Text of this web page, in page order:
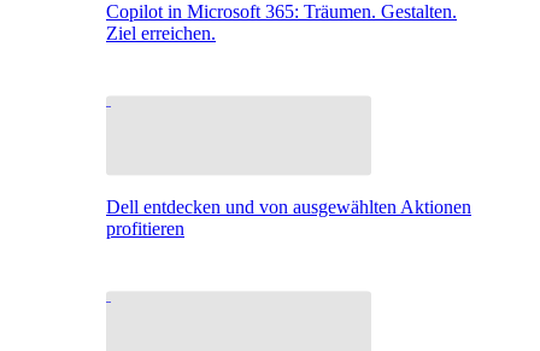
Copilot in Microsoft 365: Träumen. Gestalten.
Ziel erreichen.
Dell entdecken und von ausgewählten Aktionen
profitieren